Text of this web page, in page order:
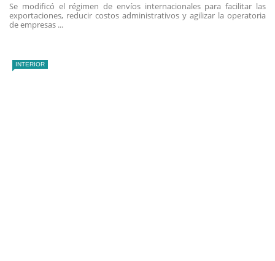
Se modificó el régimen de envíos internacionales para facilitar las
exportaciones, reducir costos administrativos y agilizar la operatoria
de empresas ...
INTERIOR